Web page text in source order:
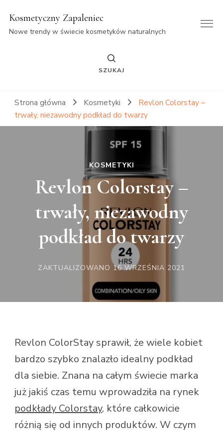
Kosmetyczny Zapaleniec
Nowe trendy w świecie kosmetyków naturalnych
SZUKAJ
Strona główna Kosmetyki
Revlon Colorstay –
trwały, niezawodny podkład do twarzy
KOSMETYKI
Revlon Colorstay –
trwały, niezawodny
podkład do twarzy
ZAKTUALIZOWANO 16 WRZEŚNIA 2021
Revlon ColorStay sprawił, że wiele kobiet
bardzo szybko znalazło idealny podkład
dla siebie. Znana na całym świecie marka
już jakiś czas temu wprowadziła na rynek
podkłady Colorstay, które całkowicie
różnią się od innych produktów. W czym